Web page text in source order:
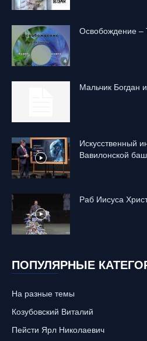
Освобождение –
Mальчик Богдан
Искусственный
Вавилонской
Раб Иисуса
ПОПУЛЯРНЫЕ
На разные темы
Козубовский Виталий
Пейсти Ярл Николаевич